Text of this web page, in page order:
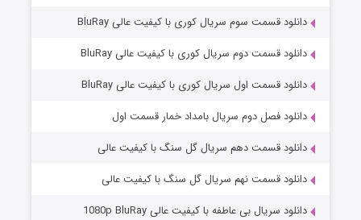
مردگان متحرک: شهر مرده ۳
قسمت۲ (زیرنویس) منتشر شد
دانلود قسمت سوم سریال کوری با کیفیت عالی BluRay
دانلود قسمت دوم سریال کوری با کیفیت عالی BluRay
دانلود قسمت اول سریال کوری با کیفیت عالی BluRay
دانلود فصل دوم سریال بامداد خمار قسمت اول
دانلود قسمت دهم سریال گل سنگ با کیفیت عالی
دانلود قسمت نهم سریال گل سنگ با کیفیت عالی
دانلود سریال بی عاطفه با کیفیت عالی 1080p BluRay